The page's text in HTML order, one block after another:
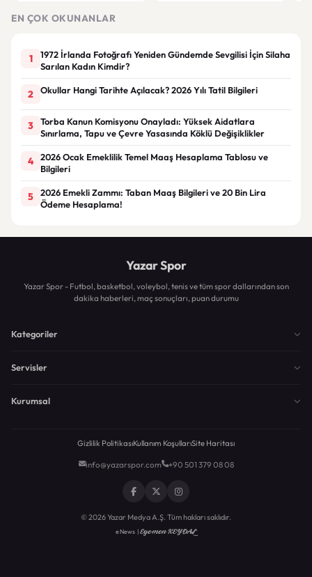
EN ÇOK OKUNANLAR
1
1972 İrlanda Fotoğrafı Yeniden Gündemde Sevgilisi İçin Silaha
Sarılan Kadın Kimdir?
2 Okullar Hangi Tarihte Açılacak? 2026 Yılı Tatil Bilgileri
3
Torba Kanun Komisyonu Onayladı: Yüksek Aidatlara
Sınırlama, Tapu ve Çevre Yasasında Köklü Değişiklikler
4
2026 Ocak Emeklilik Temel Maaş Hesaplama Tablosu ve
Bilgileri
5
2026 Emekli Zammı: Taban Maaş Bilgileri ve 20 Bin Lira
Ödeme Hesaplama!
Yazar Spor
Yazar Spor - Futbol, basketbol, voleybol, tenis ve tüm spor dallarından son
dakika haberleri, maç sonuçları, puan durumu
Kategoriler
Servisler
Kurumsal
Gizlilik PolitikasıKullanım KoşullarıSite Haritası
info@yazarspor.com +90 501 379 08 08
© 2026 Yazar Medya A.Ş. Tüm hakları saklıdır.
eNews |Egemen KEYDAL